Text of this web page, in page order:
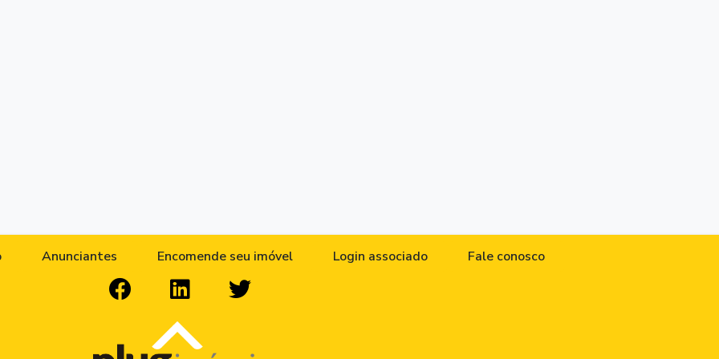
Anunciantes Encomende seu imóvel Login associado Fale conosco